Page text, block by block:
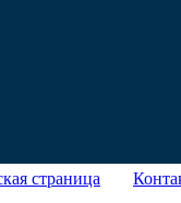
страница